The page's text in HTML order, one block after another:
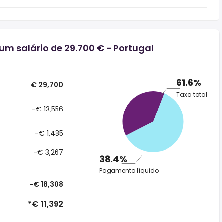
salário de 29.700 € - Portugal
€ 29,700
-€ 13,556
-€ 1,485
-€ 3,267
-€ 18,308
*€ 11,392
61.6%
Taxa total
38.4%
Pagamento líquido